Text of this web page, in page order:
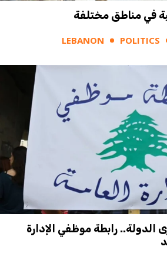
في مناطق مختلفة
LEBANON POLITICS
رابطة موظفي الإدارة